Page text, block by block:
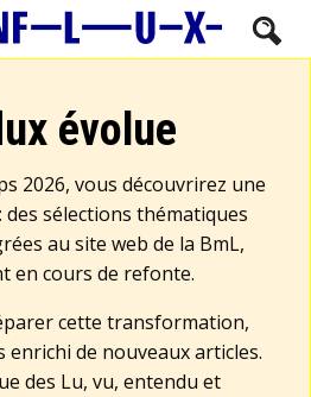
évolue
2026, vous découvrirez une
sélections thématiques
au site web de la BmL,
en cours de refonte.
cette transformation,
enrichi de nouveaux articles.
des Lu, vu, entendu et